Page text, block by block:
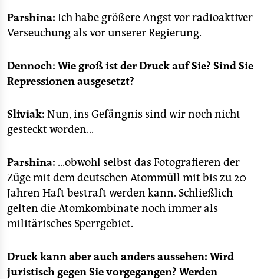
Parshina: Ich habe größere Angst vor radioaktiver
Verseuchung als vor unserer Regierung.
Dennoch: Wie groß ist der Druck auf Sie? Sind Sie
Repressionen ausgesetzt?
Sliviak: Nun, ins Gefängnis sind wir noch nicht
gesteckt worden...
Parshina: ...obwohl selbst das Fotografieren der
Züge mit dem deutschen Atommüll mit bis zu 20
Jahren Haft bestraft werden kann. Schließlich
gelten die Atomkombinate noch immer als
militärisches Sperrgebiet.
Druck kann aber auch anders aussehen: Wird
juristisch gegen Sie vorgegangen? Werden